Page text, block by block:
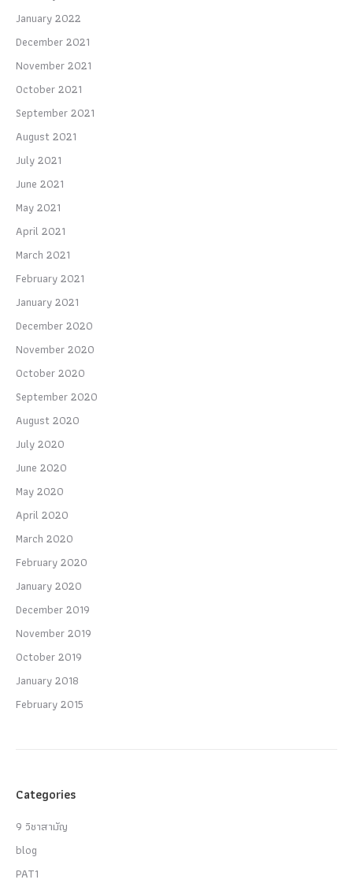
January 2022
December 2021
November 2021
October 2021
September 2021
August 2021
July 2021
June 2021
May 2021
April 2021
March 2021
February 2021
January 2021
December 2020
November 2020
October 2020
September 2020
August 2020
July 2020
June 2020
May 2020
April 2020
March 2020
February 2020
January 2020
December 2019
November 2019
October 2019
January 2018
February 2015
Categories
9 วิชาสามัญ
blog
PAT1